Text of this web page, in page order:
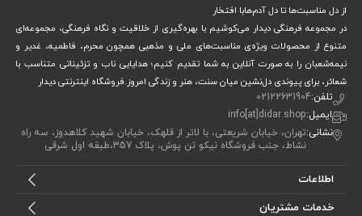
از دل مناسبت‌ها تا دل آدم‌هابا افتخار
در مجموعه فرهنگی دیدار می‌کوشیم با بهره‌گیری از خلاقیت و نگاه فرهنگی، مجموعه‌ای
متنوع از محصولات ویژه‌ی مناسبت‌های ملی و مذهبی همچون محرم، فاطمیه، غدیر و
نیمه‌شعبان را به صورت آنلاین به شما تقدیم کنیم؛ هدایایی ناب و تزئیناتی متناسب با
شعائر، برای پیوندی دل‌نشین میان سنت، هنر و زندگی امروز.فروشگاه اینترنتی دیدار
تلفن:02122631904
ایمیل:info[at]didar.shop
نشانی:تهران، خیابان شریعتی، با لاتر از قلهک، خیابان شهید کلاهدوز، سه راه
نشاط، جنب فروشگاه نیکو تن پوش، پلاک 357،طبقه اول شرقی
اطلاعات
خدمات مشتریان